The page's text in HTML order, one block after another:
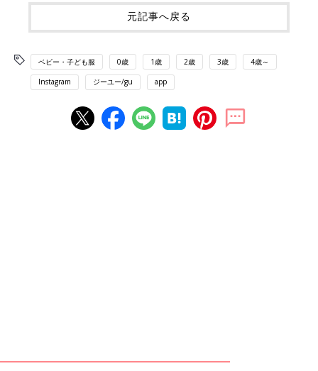
元記事へ戻る
ベビー・子ども服 0歳 1歳 2歳 3歳 4歳～
Instagram ジーユー/gu app